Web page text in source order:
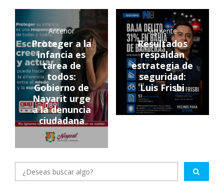
Anterior
Proteger a la
infancia es
tarea de
todos:
Gobierno de
Nayarit urge
a la denuncia
ciudadana
Siguiente
Resultados
respaldan
estrategia de
seguridad:
Luis Frisbi